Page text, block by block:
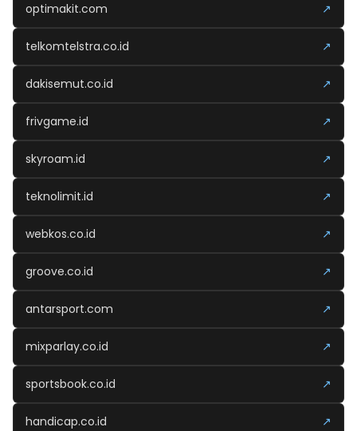
optimakit.com ↗
telkomtelstra.co.id ↗
dakisemut.co.id ↗
frivgame.id ↗
skyroam.id ↗
teknolimit.id ↗
webkos.co.id ↗
groove.co.id ↗
antarsport.com ↗
mixparlay.co.id ↗
sportsbook.co.id ↗
handicap.co.id ↗